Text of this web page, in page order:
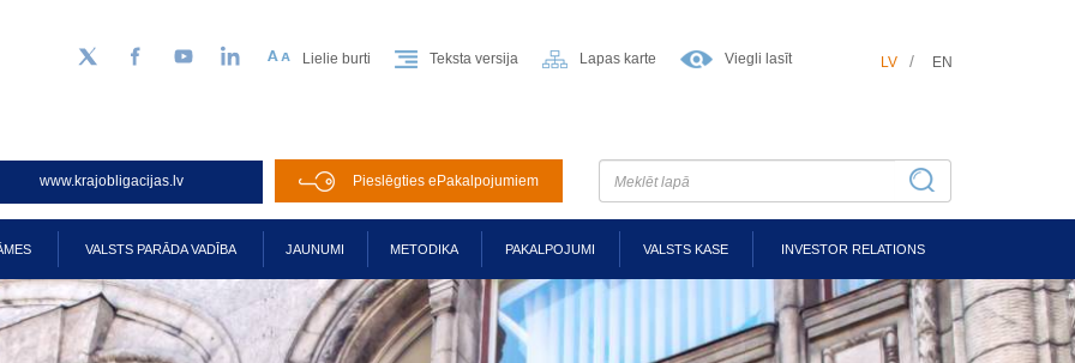
Sekojiet mums Twitter
FacebookYouTubeLinkedIn Lielie burti Teksta versija Lapas karte Viegli lasīt LV EN
www.krajobligacijas.lv Pieslēgties ePakalpojumiem
VALSTS PARĀDA VADĪBA JAUNUMI METODIKA PAKALPOJUMI VALSTS KASE INVESTOR RELATIONS